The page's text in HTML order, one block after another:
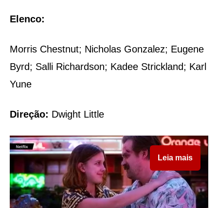
Elenco:
Morris Chestnut; Nicholas Gonzalez; Eugene
Byrd; Salli Richardson; Kadee Strickland; Karl
Yune
Direção: Dwight Little
Leia mais